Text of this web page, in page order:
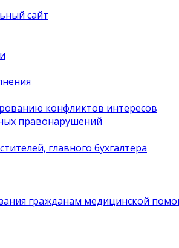
сайт
конфликтов интересов
правонарушений
главного бухгалтера
гражданам медицинской